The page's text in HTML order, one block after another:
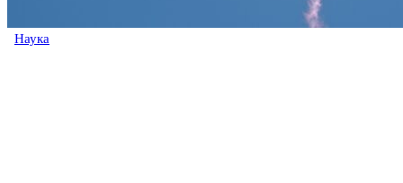
Наука